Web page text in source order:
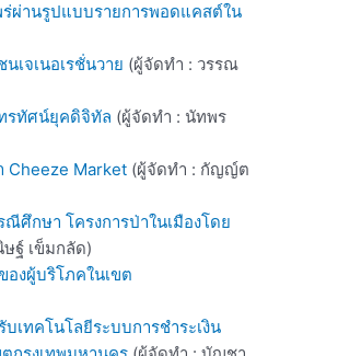
ร่ผ่านรูปแบบรายการพอดแคสต์ใน
เจเนอเรชั่นวาย (ผู้จัดทำ : วรรณ
รทัศน์ยุคดิจิทัล (ผู้จัดทำ : นัทพร
Cheeze Market (ผู้จัดทำ : กัญญ์ต
ศึกษา โครงการป่าในเมืองโดย
ฐ์ เข็มกลัด)
องผู้บริโภคในเขต
เทคโนโลยีระบบการชำระเงิน